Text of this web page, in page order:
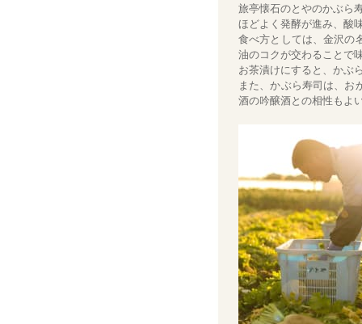
旅亭懐石のとやのかぶら
ほどよく発酵が進み、酸
食べ方としては、金沢の
油のコクが交わることで
お茶漬けにすると、かぶ
また、かぶら寿司は、お
酒の吟醸酒との相性もよ